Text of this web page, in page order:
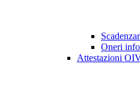
Oneri
Attestazioni